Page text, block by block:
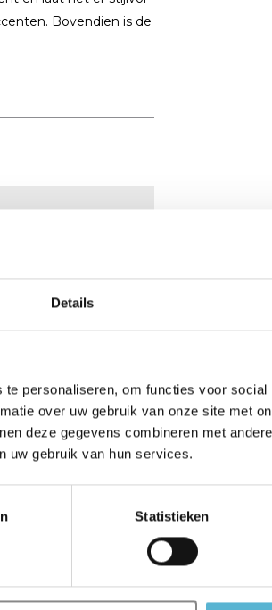
Details
personaliseren, om functies voor
over uw gebruik van onze site met
deze gegevens combineren met
uw gebruik van hun services.
Statistieken
Bovendien is de